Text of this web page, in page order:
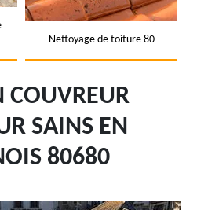
Nettoyage de toiture 80
COUVREUR
SAINS EN
80680